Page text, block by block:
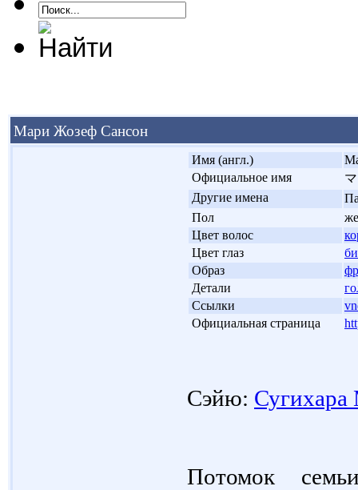
Мари Жозеф Сансон
Имя (англ.)
Официальное имя
Другие имена
Пол
Цвет волос
Цвет глаз
Образ
Детали
Ссылки
Официальная страница
Сэйю:
Потомок